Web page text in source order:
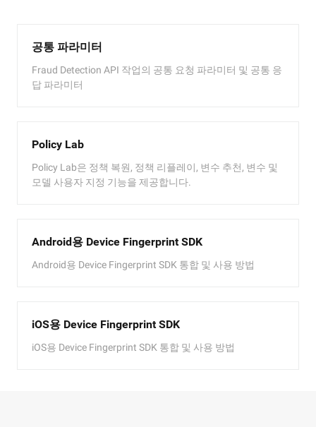
공통 파라미터
Fraud Detection API 작업의 공통 요청 파라미터 및 공통 응
답 파라미터
Policy Lab
Policy Lab은 정책 복원, 정책 리플레이, 변수 추천, 변수 및
모델 사용자 지정 기능을 제공합니다.
Android용 Device Fingerprint SDK
Android용 Device Fingerprint SDK 통합 및 사용 방법
iOS용 Device Fingerprint SDK
iOS용 Device Fingerprint SDK 통합 및 사용 방법